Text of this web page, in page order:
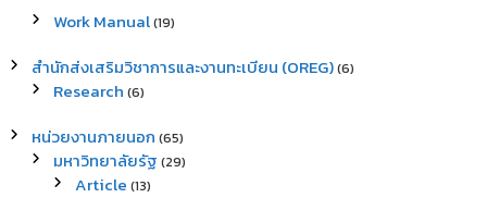
Work Manual(19)
สำนักส่งเสริมวิชาการและงานทะเบียน (OREG)(6)
Research (6)
หน่วยงานภายนอก (65)
มหาวิทยาลัยรัฐ (29)
Article (13)